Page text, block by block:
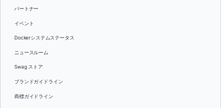
パートナー
イベント
Dockerシステムステータス
ニュースルーム
Swag ストア
ブランドガイドライン
商標ガイドライン